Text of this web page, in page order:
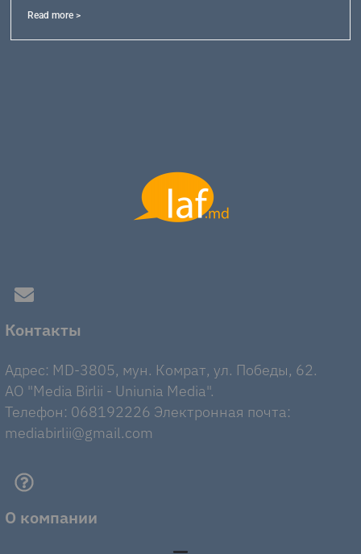
Read more >
Контакты
Адрес: MD-3805, мун. Комрат, ул. Победы, 62.
AO "Media Birlii - Uniunia Media".
Телефон: 068192226 Электронная почта:
mediabirlii@gmail.com
О компании